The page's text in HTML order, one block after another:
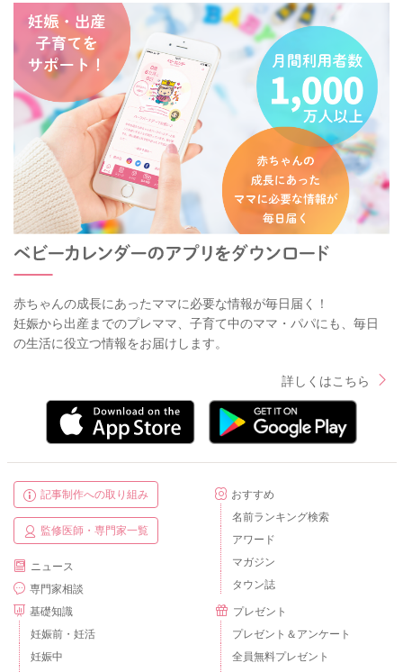
赤ちゃんの成長にあったママに必要な情報が毎日届く！
妊娠から出産までのプレママ、子育て中のママ・パパにも、毎日
の生活に役立つ情報をお届けします。
詳しくはこちら
記事制作への取り組み
監修医師・専門家一覧
ニュース
専門家相談
基礎知識
妊娠前・妊活
妊娠中
おすすめ
名前ランキング検索
アワード
マガジン
タウン誌
プレゼント
プレゼント＆アンケート
全員無料プレゼント